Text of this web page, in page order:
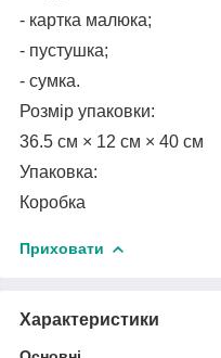
- картка малюка;
- пустушка;
- сумка.
Розмір упаковки:
36.5 см × 12 см × 40 см
Упаковка:
Коробка
Приховати
Характеристики